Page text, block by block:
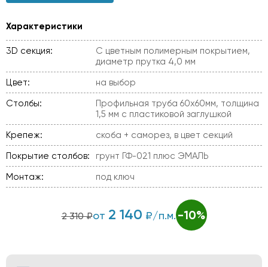
Характеристики
3D секция:
С цветным полимерным покрытием,
диаметр прутка 4,0 мм
Цвет:
на выбор
Столбы:
Профильная труба 60х60мм, толщина
1,5 мм с пластиковой заглушкой
Крепеж:
скоба + саморез, в цвет секций
Покрытие столбов:
грунт ГФ-021 плюс ЭМАЛЬ
Монтаж:
под ключ
2 310 ₽от 2 140 ₽/п.м. -10%